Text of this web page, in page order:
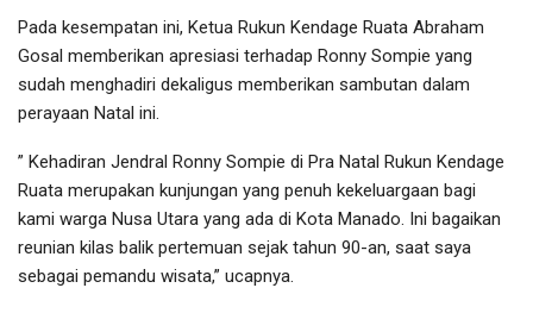
Pada kesempatan ini, Ketua Rukun Kendage Ruata Abraham
Gosal memberikan apresiasi terhadap Ronny Sompie yang
sudah menghadiri dekaligus memberikan sambutan dalam
perayaan Natal ini.
” Kehadiran Jendral Ronny Sompie di Pra Natal Rukun Kendage
Ruata merupakan kunjungan yang penuh kekeluargaan bagi
kami warga Nusa Utara yang ada di Kota Manado. Ini bagaikan
reunian kilas balik pertemuan sejak tahun 90-an, saat saya
sebagai pemandu wisata,” ucapnya.